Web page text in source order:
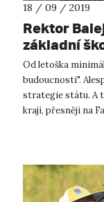
18 / 09 / 2019
Rektor
základní
Od letoška
budoucnosti".
strategie státu. A
kraji, přesněji na